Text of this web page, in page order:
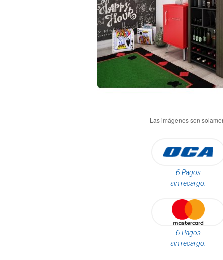
6 Pagos
sin recargo.
6 Pagos
sin recargo.